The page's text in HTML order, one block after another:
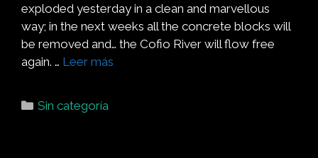
exploded yesterday in a clean and marvellous
way; in the next weeks all the concrete blocks will
be removed and… the Cofio River will flow free
again. … Leer más
Sin categoría